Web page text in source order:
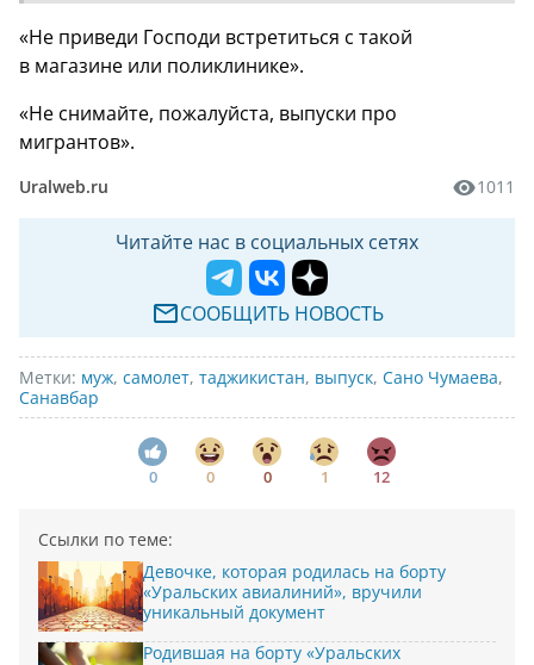
«Не приведи Господи встретиться с такой
в магазине или поликлинике».
«Не снимайте, пожалуйста, выпуски про
мигрантов».
Uralweb.ru 1011
Читайте нас в социальных сетях
СООБЩИТЬ НОВОСТЬ
Метки: муж, самолет, таджикистан, выпуск, Сано Чумаева,
Санавбар
0 0 0 1 12
Ссылки по теме:
Девочке, которая родилась на борту
«Уральских авиалиний», вручили
уникальный документ
Родившая на борту «Уральских